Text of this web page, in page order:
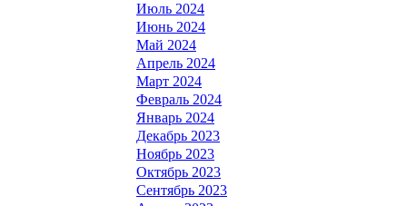
Июль 2024
Июнь 2024
Май 2024
Апрель 2024
Март 2024
Февраль 2024
Январь 2024
Декабрь 2023
Ноябрь 2023
Октябрь 2023
Сентябрь 2023